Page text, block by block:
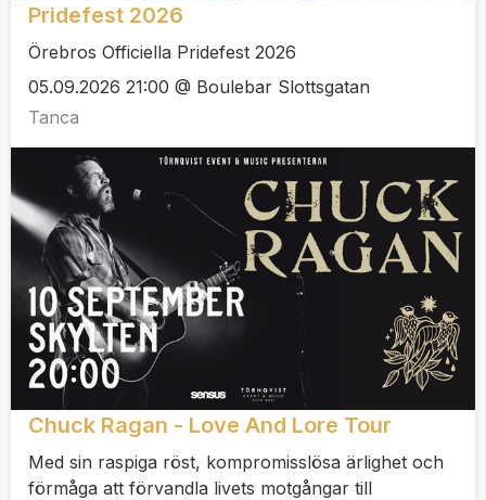
Pridefest 2026
Örebros Officiella Pridefest 2026
05.09.2026 21:00 @ Boulebar Slottsgatan
Tanca
Chuck Ragan - Love And Lore Tour
Med sin raspiga röst, kompromisslösa ärlighet och
förmåga att förvandla livets motgångar till